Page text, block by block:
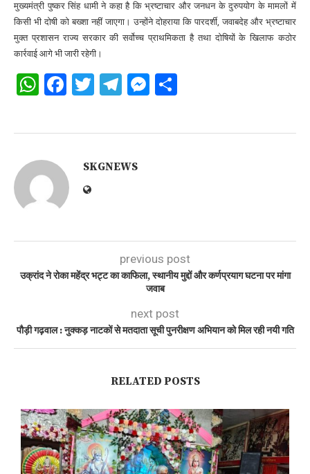
मुख्यमंत्री पुष्कर सिंह धामी ने कहा है कि भ्रष्टाचार और जनधन के दुरुपयोग के मामलों में
किसी भी दोषी को बख्शा नहीं जाएगा। उन्होंने दोहराया कि पारदर्शी, जवाबदेह और भ्रष्टाचार
मुक्त प्रशासन राज्य सरकार की सर्वोच्च प्राथमिकता है तथा दोषियों के खिलाफ कठोर
कार्रवाई आगे भी जारी रहेगी।
WhatsApp
Facebook
Twitter
Telegram
Messenger
SKGNEWS
previous post
उक्रांद ने रोका महेंद्र भट्ट का काफिला, स्थानीय मुद्दों और कर्णप्रयाग घटना पर मांगा
जवाब
next post
पौड़ी गढ़वाल : नुक्कड़ नाटकों से मतदाता सूची पुनरीक्षण अभियान को मिल रही नयी गति
RELATED POSTS